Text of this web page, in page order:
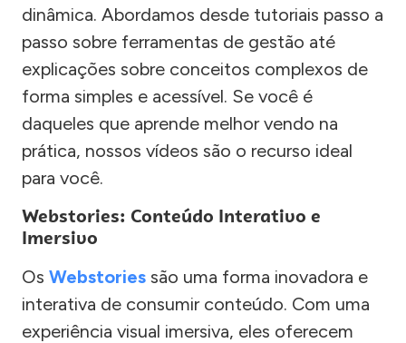
dinâmica. Abordamos desde tutoriais passo a
passo sobre ferramentas de gestão até
explicações sobre conceitos complexos de
forma simples e acessível. Se você é
daqueles que aprende melhor vendo na
prática, nossos vídeos são o recurso ideal
para você.
Webstories: Conteúdo Interativo e
Imersivo
Os Webstories são uma forma inovadora e
interativa de consumir conteúdo. Com uma
experiência visual imersiva, eles oferecem